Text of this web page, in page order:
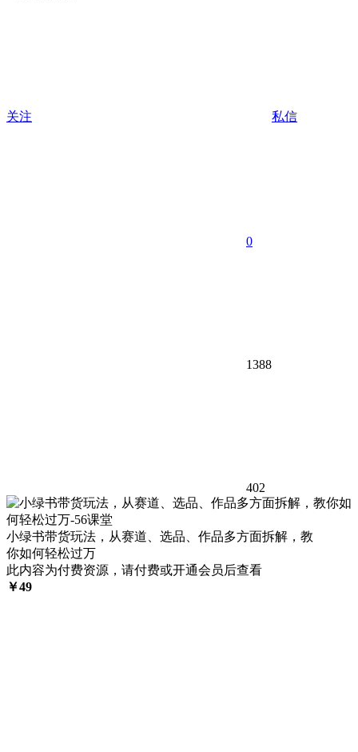
关注 私信
0
1388
402
小绿书带货玩法，从赛道、选品、作品多方面拆解，教
你如何轻松过万
此内容为付费资源，请付费或开通会员后查看
￥49